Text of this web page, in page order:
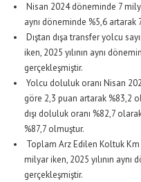
Nisan 2024 döneminde 7
aynı döneminde %5,6
Dıştan dışa transfer yolcu
iken, 2025 yılının aynı
gerçekleşmiştir.
Yolcu doluluk oranı Nisan
göre 2,3 puan artarak %83,2
dışı doluluk oranı %82,7
%87,7 olmuştur.
Toplam Arz Edilen Koltuk
milyar iken, 2025 yılının
gerçekleşmiştir.